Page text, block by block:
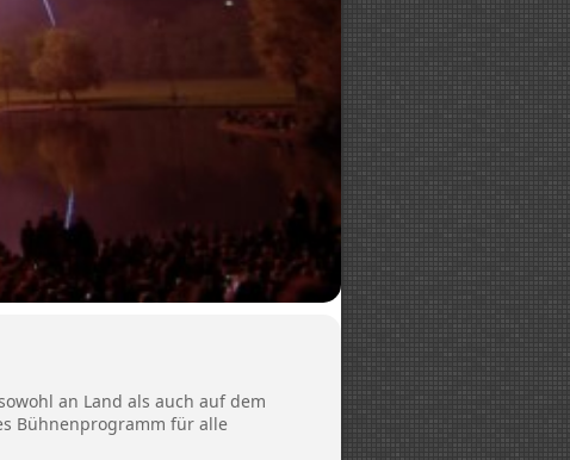
an Land als auch auf dem
Bühnenprogramm für alle